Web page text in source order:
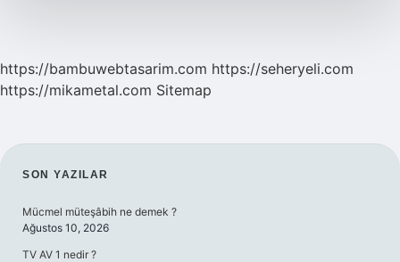
https://bambuwebtasarim.com https://seheryeli.com
https://mikametal.com Sitemap
SIDEBAR
SON YAZILAR
Mücmel müteşâbih ne demek ?
Ağustos 10, 2026
TV AV 1 nedir ?